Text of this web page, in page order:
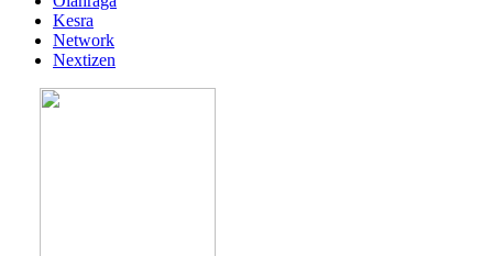
Kesra
Network
Nextizen